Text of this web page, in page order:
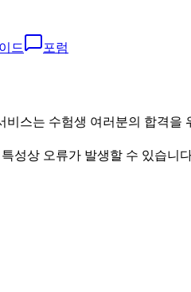
드 포럼
스는 수험생 여러분의 합격
성상 오류가 발생할 수 있습니